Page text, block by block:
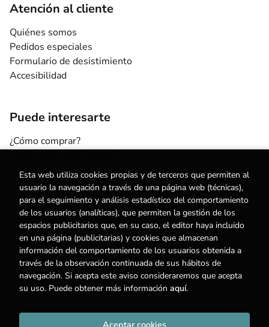
Atención al cliente
Quiénes somos
Pedidos especiales
Formulario de desistimiento
Accesibilidad
Puede interesarte
¿Cómo comprar?
Escuelas y centros
Nuestros Servicios
Noticias
Contacto
(+34) 615 55 96 54
info@degestalt.com
Formulario de contacto
Esta web utiliza cookies propias y de terceros que permiten al
usuario la navegación a través de una página web (técnicas),
para el seguimiento y análisis estadístico del comportamiento
de los usuarios (analíticas), que permiten la gestión de los
espacios publicitarios que, en su caso, el editor haya incluido
en una página (publicitarias) y cookies que almacenan
información del comportamiento de los usuarios obtenida a
través de la observación continuada de sus hábitos de
navegación. Si acepta este aviso consideraremos que acepta
su uso. Puede obtener más información aquí.
Aceptar cookies